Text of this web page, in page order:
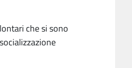
che si sono